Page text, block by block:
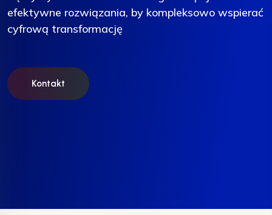
efektywne rozwiązania, by kompleksowo wspierać
cyfrową transformację
Kontakt
efektywne rozwiązania, by kompleksowo wspierać
cyfrową transformację
Kontakt
efektywne rozwiązania, by kompleksowo wspierać
cyfrową transformację
Kontakt